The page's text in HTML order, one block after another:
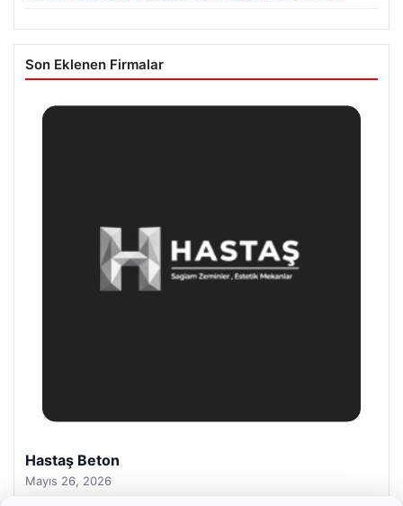
Son Eklenen Firmalar
Prenses Night Club
Nisan 29, 2026